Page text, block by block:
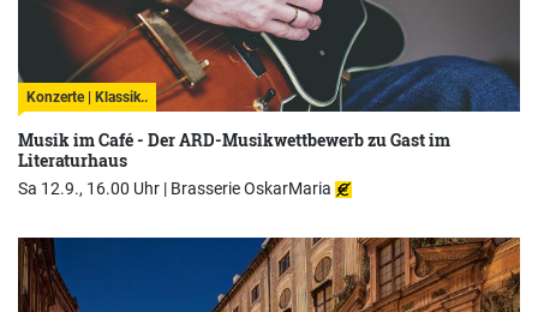
Konzerte | Klassik..
Musik im Café - Der ARD-Musikwettbewerb zu Gast im
Literaturhaus
Sa 12.9., 16.00 Uhr | Brasserie OskarMaria